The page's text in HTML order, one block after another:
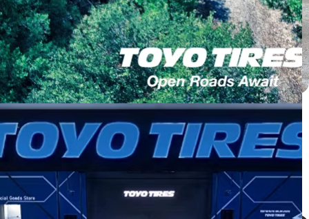
Honda CRV ติดตั้ง PROXES C2S